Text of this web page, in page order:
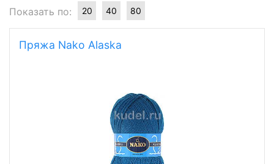
Показать по: 20 40 80
Пряжа Nako Alaska